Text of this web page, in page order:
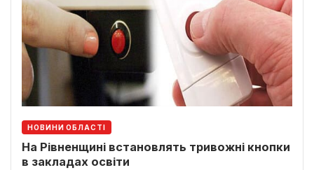
НОВИНИ ОБЛАСТІ
На Рівненщині встановлять тривожні кнопки
в закладах освіти